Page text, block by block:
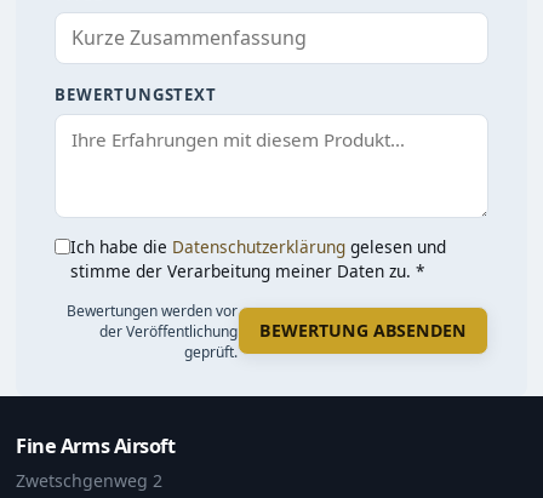
BEWERTUNGSTEXT
Ich habe die Datenschutzerklärung gelesen und
stimme der Verarbeitung meiner Daten zu. *
Bewertungen werden vor
der Veröffentlichung
geprüft.
BEWERTUNG ABSENDEN
Fine Arms Airsoft
Zwetschgenweg 2